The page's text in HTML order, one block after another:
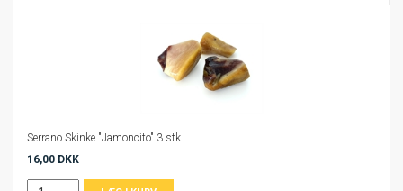
Serrano Skinke "Jamoncito" 3 stk.
16,00 DKK